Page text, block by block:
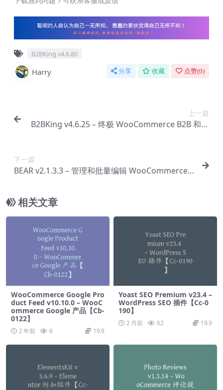
B2BKing v4.6.80
Harry 分享 收藏 点赞(0)
上一篇
B2BKing v4.6.25 – 终极 WooCommerce B2B 和批
下一篇
BEAR v2.1.3.3 – 管理和批量编辑 WooCommerce
相关文章
WooCommerce Google Pro
duct Feed v10.10.0 – WooC
ommerce Google 产品【Cb-
0122】
2 年前 6 19.9
Yoast SEO Premium v​​23.4 –
WordPress SEO 插件【Cc-0
190】
2 月前 62 19.9